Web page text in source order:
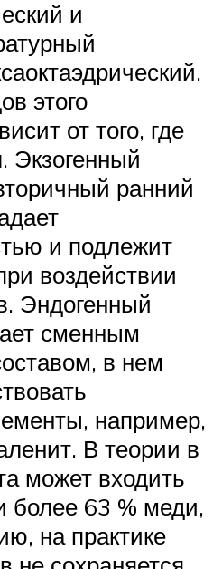
и
этого
от того, где
Экзогенный
ранний
и подлежит
воздействии
Эндогенный
сменным
в нем
например,
В теории в
может входить
более 63 % меди,
на практике